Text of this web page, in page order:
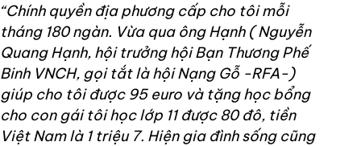
“Chính quyền địa phương cấp cho tôi mỗi
tháng 180 ngàn. Vừa qua ông Hạnh ( Nguyễn
Quang Hạnh, hội trưởng hội Bạn Thương Phế
Binh VNCH, gọi tắt là hội Nạng Gỗ -RFA-)
giúp cho tôi được 95 euro và tặng học bổng
cho con gái tôi học lớp 11 được 80 đô, tiền
Việt Nam là 1 triệu 7. Hiện gia đình sống cũng